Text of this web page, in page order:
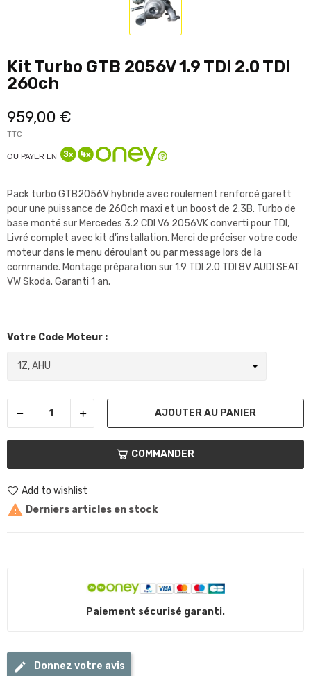
Kit Turbo GTB 2056V 1.9 TDI 2.0 TDI
260ch
959,00 €
TTC
OU PAYER EN
Pack turbo GTB2056V hybride avec roulement renforcé garett
pour une puissance de 260ch maxi et un boost de 2.3B. Turbo de
base monté sur Mercedes 3.2 CDI V6 2056VK converti pour TDI,
Livré complet avec kit d'installation. Merci de préciser votre code
moteur dans le menu déroulant ou par message lors de la
commande. Montage préparation sur 1.9 TDI 2.0 TDI 8V AUDI SEAT
VW Skoda. Garanti 1 an.
Votre Code Moteur :
AJOUTER AU PANIER
COMMANDER
Add to wishlist
 Derniers articles en stock
Paiement sécurisé garanti.
Donnez votre avis